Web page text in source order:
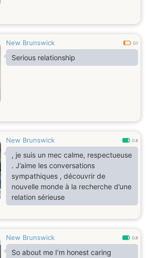
New Brunswick 0.1
Serious relationship
New Brunswick 0.8
, je suis un mec calme, respectueuse
. J’aime les conversations
sympathiques , découvrir de
nouvelle monde à la recherche d’une
relation sérieuse
New Brunswick 0.8
So about me I’m honest caring